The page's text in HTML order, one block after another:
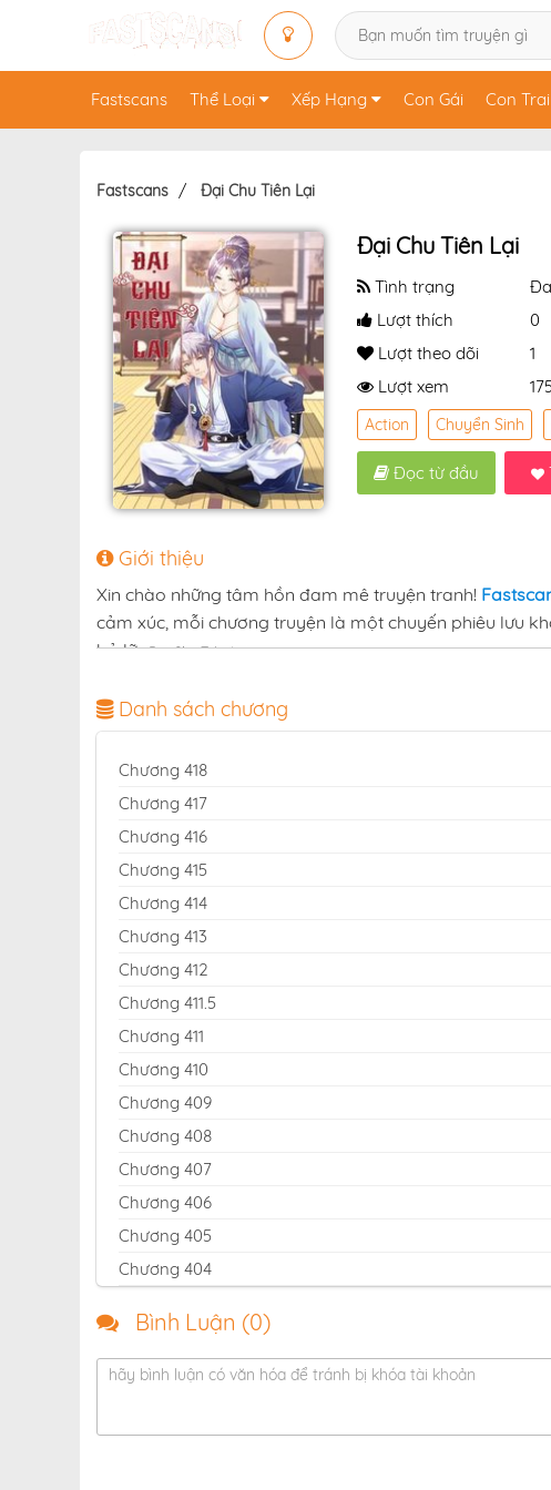
Fastscans Thể Loại Xếp Hạng Con Gái Con Trai
Fastscans Đại Chu Tiên Lại
Đại Chu Tiên Lại
Tình trạng
Lượt thích
0
Lượt theo dõi
1
Lượt xem
Action Chuyển Sinh
Đọc từ đầu
Giới thiệu
Xin chào những tâm hồn đam mê truyện tranh!
cảm xúc, mỗi chương truyện là một chuyến phiêu lưu
bỏ lỡ:Đại Chu Tiên Lại.
Việt Nam. Hàng ngàn bộ truyện thuộc mọi thể loại —
và bất tận!
Danh sách chương
Chương 418
Chương 417
Chương 416
Chương 415
Chương 414
Chương 413
Chương 412
Chương 411.5
Chương 411
Chương 410
Chương 409
Chương 408
Chương 407
Chương 406
Chương 405
Chương 404
Chương 402
Chương 401
Chương 399
Bình Luận (0)
hãy bình luận có văn hóa để tránh bị khóa tài khoản